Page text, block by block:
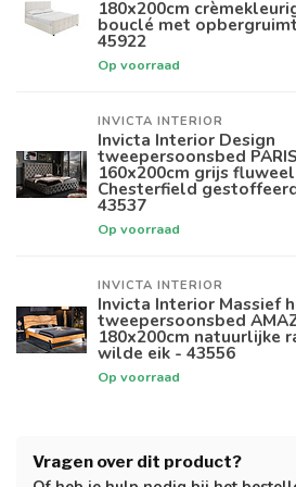
180x200cm
bouclé met
45922
Op voorraad
INVICTA INTERIOR
Invicta Interior Design
tweepersoonsbed PARIS
160x200cm grijs fluweel
Chesterfield
43537
Op voorraad
INVICTA INTERIOR
Invicta Interior Massief
tweepersoonsbed
180x200cm natuurlijke
wilde eik - 43556
Op voorraad
Vragen over dit product?